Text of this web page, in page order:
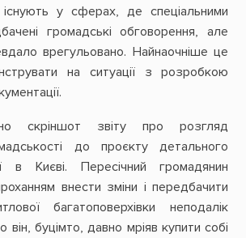
у сферах, де спеціальними
громадські обговорення, але
врегульовано. Найнаочніше це
на ситуації з розробкою
скріншот звіту про розгляд
до проєкту детального
в Києві. Пересічний громадянин
внести зміни і передбачити
багатоповерхівки неподалік
він, буцімто, давно мріяв купити собі